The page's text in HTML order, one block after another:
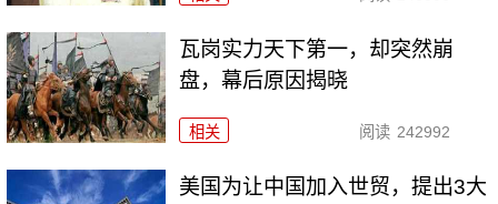
瓦岗实力天下第一，却突然崩
盘，幕后原因揭晓
相关 阅读 242992
美国为让中国加入世贸，提出3大